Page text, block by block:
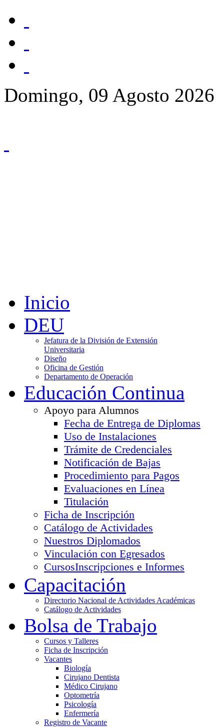
Domingo, 09 Agosto 2026
Inicio
DEU
Jefatura de la División de Extensión
Universitaria
Diseño
Oficina de Gestión
Departamento de Operación
Educación Continua
Apoyo para Alumnos
Fecha de Entrega de Diplomas
Uso de Instalaciones
Trámite de Credenciales
Notificación de Bajas
Procedimiento para Pagos
Evaluaciones en Línea
Titulación
Ficha de Inscripción
Catálogo de Actividades
Nuestros Diplomados
Vinculación con Egresados
CursosInscripciones e Informes
Capacitación
Directorio Nacional de Actividades Académicas
Catálogo de Actividades
Bolsa de Trabajo
Cursos y Talleres
Ficha de Inscripción
Vacantes
Biología
Cirujano Dentista
Médico Cirujano
Optometría
Psicología
Enfermería
Registro de Vacante